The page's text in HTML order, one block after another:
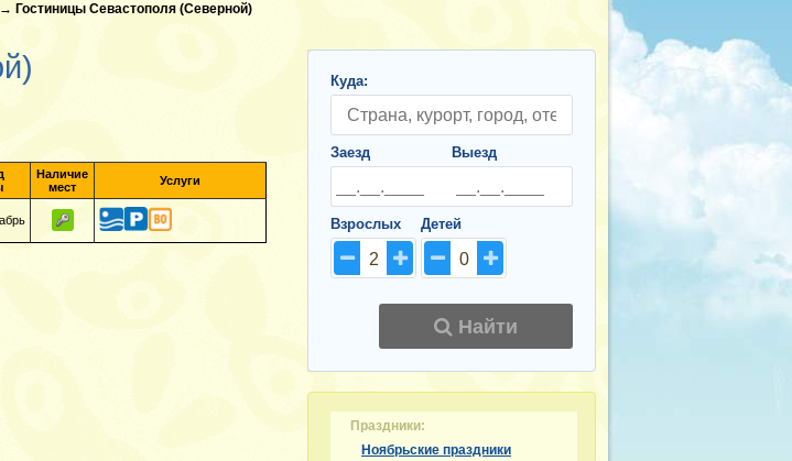
→ Гостиницы Севастополя (Северной)
Наличие
мест
Услуги
Куда:
Заезд Выезд
Взрослых
2
Детей
0
Найти
Праздники:
Ноябрьские праздники